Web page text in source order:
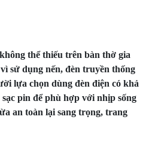
thể thiếu trên bàn thờ gia
sử dụng nến, đèn truyền thống
lựa chọn dùng đèn điện có khả
pin để phù hợp với nhịp sống
an toàn lại sang trọng, trang